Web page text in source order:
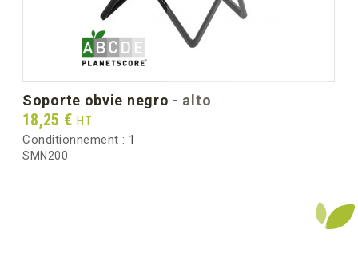
soporte obvie negro - alto
Prix
18,25 € HT
Conditionnement : 1
SMN200